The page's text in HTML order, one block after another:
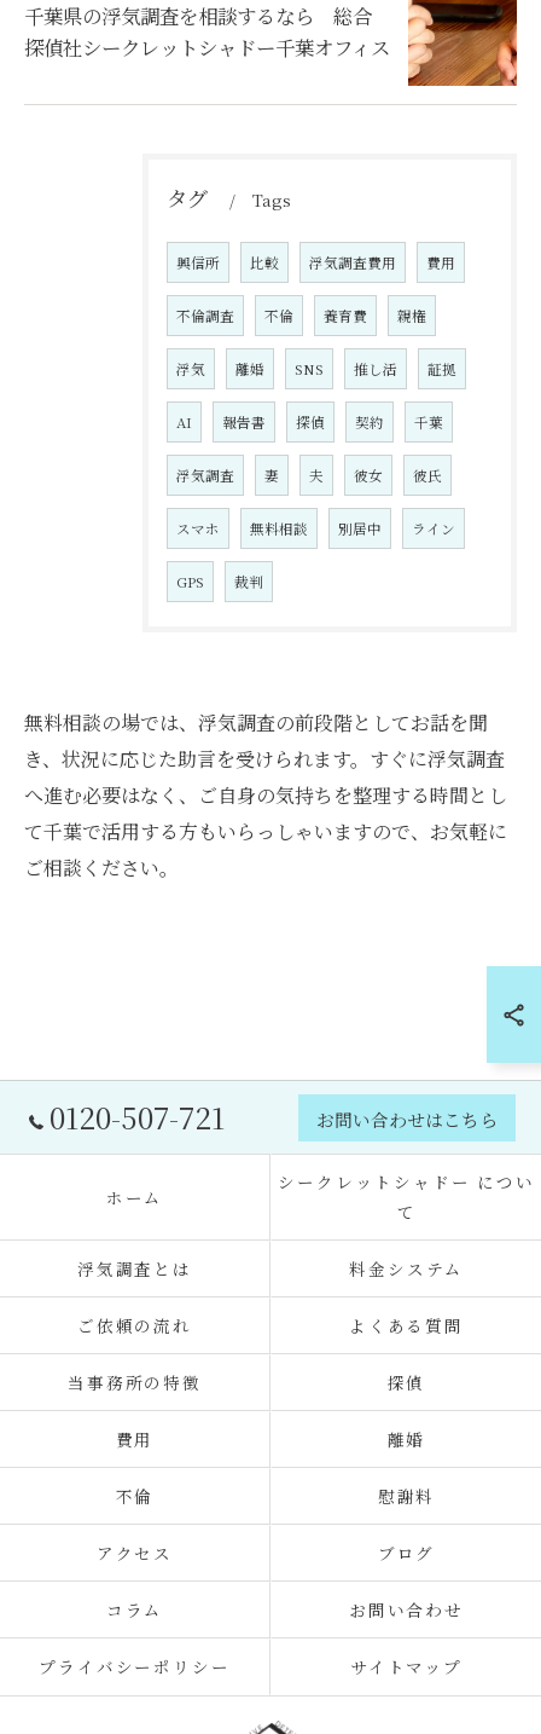
千葉県の浮気調査を相談するなら 総合
探偵社シークレットシャドー千葉オフィス
タグ Tags
興信所 比較 浮気調査費用 費用
不倫調査 不倫 養育費 親権
浮気 離婚 SNS 推し活 証拠
AI 報告書 探偵 契約 千葉
浮気調査 妻 夫 彼女 彼氏
スマホ 無料相談 別居中 ライン
GPS 裁判
無料相談の場では、浮気調査の前段階としてお話を聞
き、状況に応じた助言を受けられます。すぐに浮気調査
へ進む必要はなく、ご自身の気持ちを整理する時間とし
て千葉で活用する方もいらっしゃいますので、お気軽に
ご相談ください。
0120-507-721 お問い合わせはこちら
ホーム
シークレットシャドー につい
て
浮気調査とは 料金システム
ご依頼の流れ よくある質問
当事務所の特徴 探偵
費用 離婚
不倫 慰謝料
アクセス ブログ
コラム お問い合わせ
プライバシーポリシー サイトマップ
お気軽にお問い合わせください